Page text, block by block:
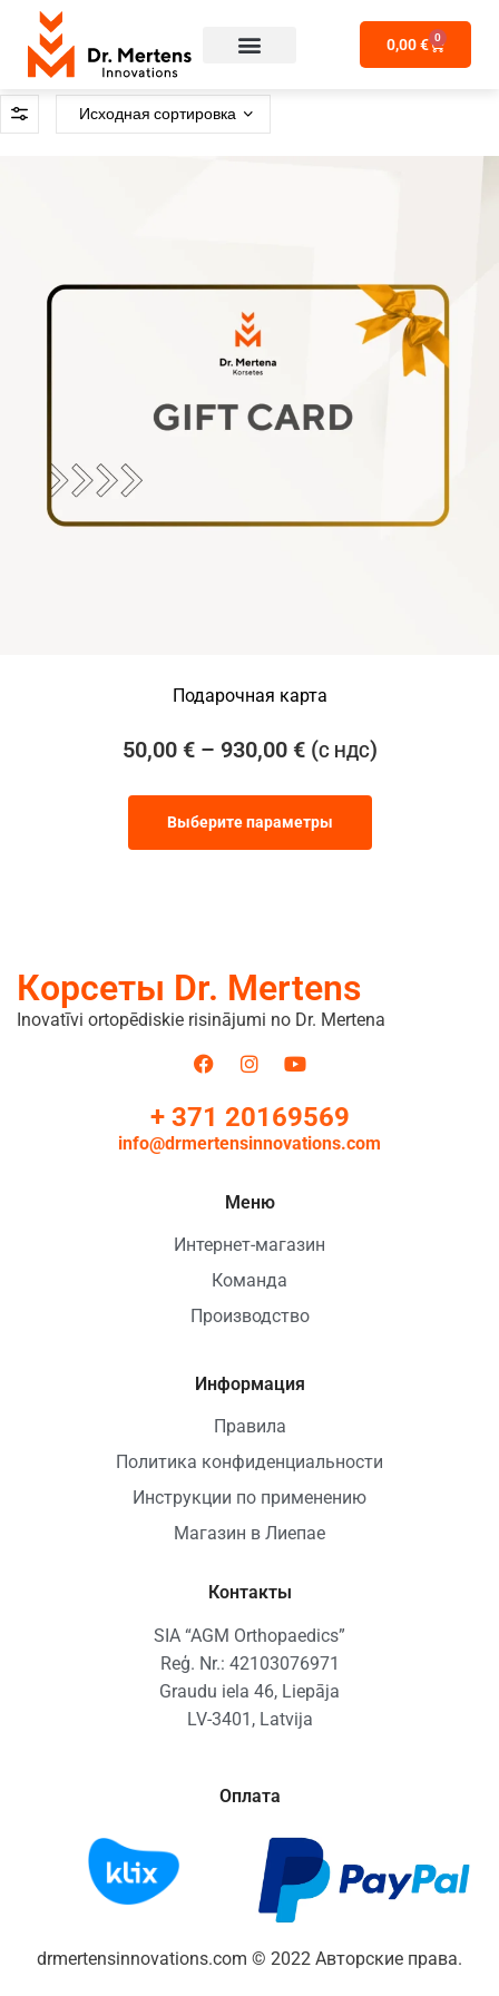
0,00€ 0
Подарочная карта
50,00 € – 930,00 €(С НДС)
Выберите параметры
Корсеты Dr. Mertens
Inovatīvi ortopēdiskie risinājumi no Dr. Mertena
+ 371 20169569
info@drmertensinnovations.com
Меню
Интернет-магазин
Команда
Производство
Информация
Правила
Политика конфиденциальности
Инструкции по применению
Магазин в Лиепае
Контакты
SIA “AGM Orthopaedics”
Reģ. Nr.: 42103076971
Graudu iela 46, Liepāja
LV-3401, Latvija
Оплата
drmertensinnovations.com © 2022 Авторские права.